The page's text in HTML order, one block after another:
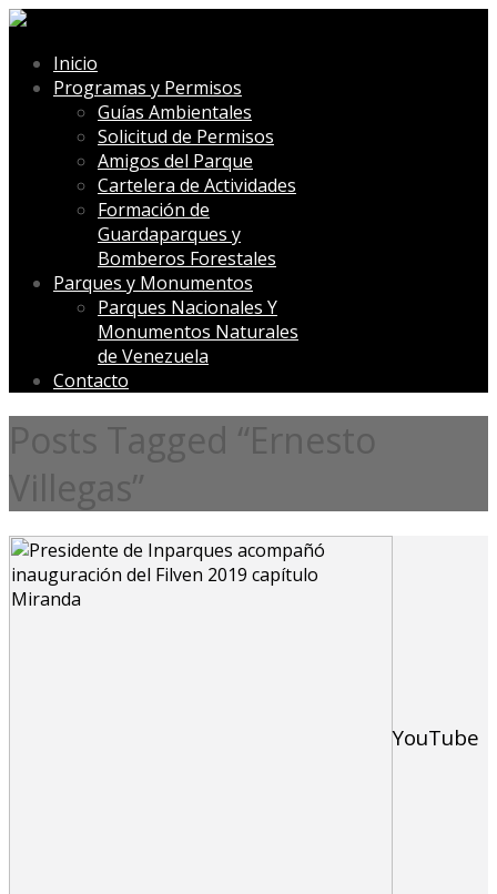
Inicio
Programas y Permisos
Guías Ambientales
Solicitud de Permisos
Amigos del Parque
Cartelera de Actividades
Formación de
Guardaparques y
Bomberos Forestales
Parques y Monumentos
Parques Nacionales Y
Monumentos Naturales
de Venezuela
Contacto
Posts Tagged “Ernesto
Villegas”
YouTube